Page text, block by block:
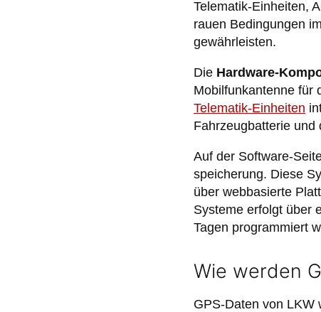
Telematik-Einheiten,
rauen Bedingungen
gewährleisten.
Die Hardware-
Mobilfunkantenne für
Telematik-Einheiten
Fahrzeugbatterie und
Auf der Software-
speicherung. Diese
über webbasierte
Systeme erfolgt über
Tagen programmiert
Wie werden
GPS-Daten von LKW